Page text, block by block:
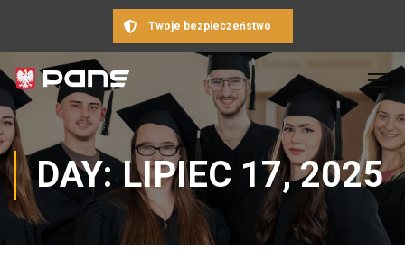
Twoje bezpieczeństwo
DAY: LIPIEC 17, 2025